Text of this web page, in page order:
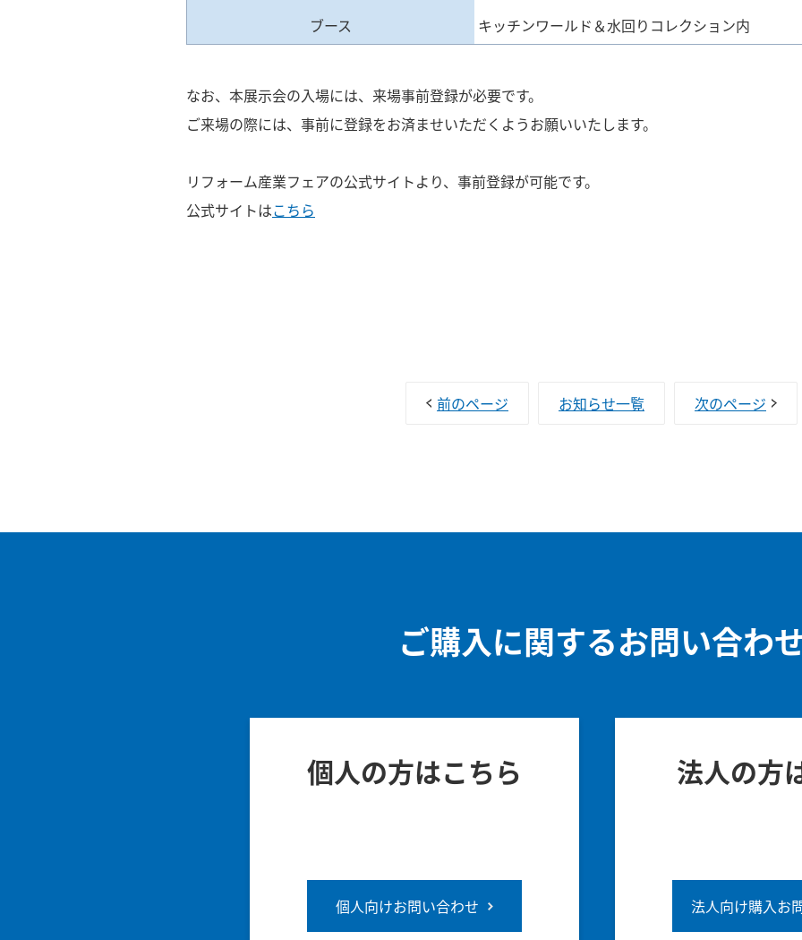
ブース
キッチンワールド＆水回りコレクション内
なお、本展示会の入場には、来場事前登録が必要です。
ご来場の際には、事前に登録をお済ませいただくようお願いいたします。
リフォーム産業フェアの公式サイトより、事前登録が可能です。
公式サイトはこちら
前のページ お知らせ一覧 次のページ
ご購入に関するお問い合わ
個人の方はこちら
個人向けお問い合わせ
法人の方
法人向け購入お